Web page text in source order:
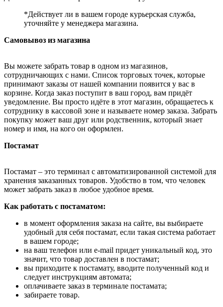
*Действует ли в вашем городе курьерская служба,
уточняйте у менеджера магазина.
Самовывоз из магазина
Вы можете забрать товар в одном из магазинов,
сотрудничающих с нами. Список торговых точек, которые
принимают заказы от нашей компании появится у вас в
корзине. Когда заказ поступит в ваш город, вам придёт
уведомление. Вы просто идёте в этот магазин, обращаетесь к
сотруднику в кассовой зоне и называете номер заказа. Забрать
покупку может ваш друг или родственник, который знает
номер и имя, на кого он оформлен.
Постамат
Постамат – это терминал с автоматизированной системой для
хранения заказанных товаров. Удобство в том, что человек
может забрать заказ в любое удобное время.
Как работать с постаматом:
в момент оформления заказа на сайте, вы выбираете
удобный для себя постамат, если такая система работает
в вашем городе;
на ваш телефон или e-mail придет уникальный код, это
значит, что товар доставлен в постамат;
вы приходите к постамату, вводите полученный код и
следует инструкциям автомата;
оплачиваете заказ в терминале постамата;
забираете товар.